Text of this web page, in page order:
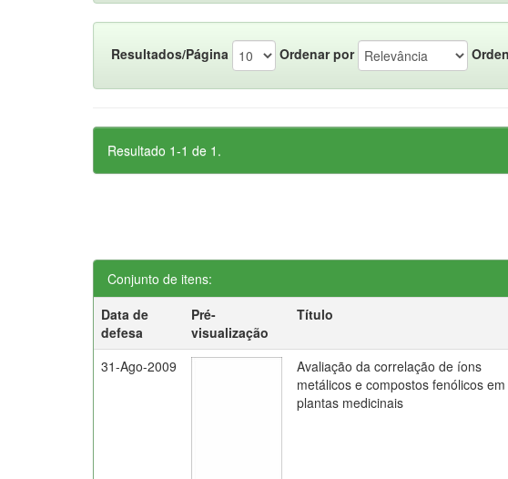
Resultados/Página Ordenar por
Resultado 1-1 de 1.
Conjunto de itens:
Data de
defesa
Pré-
visualização
Título
31-Ago-2009
Avaliação da correlação de íons
metálicos e compostos fenólicos em
plantas medicinais